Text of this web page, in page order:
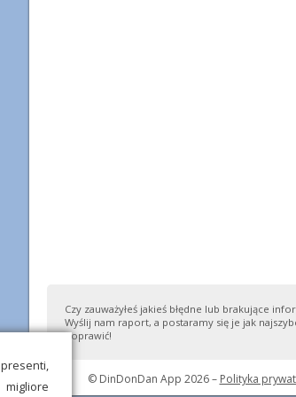
Czy zauważyłeś jakieś błędne lub brakujące
Wyślij nam raport, a postaramy się je jak
poprawić!
© DinDonDan App 2026 – Polityka